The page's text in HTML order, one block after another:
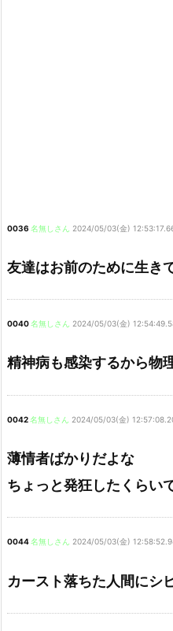
0036 名無しさん 2024/05/03(金)
友達はお前のために生き
0040名無しさん 2024/05/03(金)
精神病も感染するから物
0042名無しさん 2024/05/03(金)
薄情者ばかりだよな
ちょっと発狂したくらい
0044名無しさん 2024/05/03(金)
カースト落ちた人間にシ